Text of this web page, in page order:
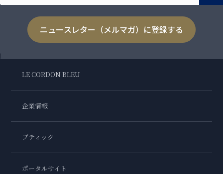
ニュースレター（メルマガ）に登録する
LE CORDON BLEU
企業情報
ブティック
ポータルサイト